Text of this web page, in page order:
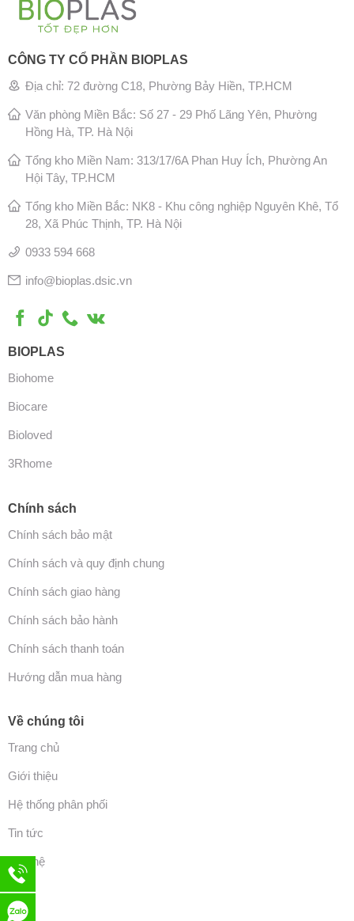
CÔNG TY CỔ PHẦN BIOPLAS
Địa chỉ: 72 đường C18, Phường Bảy Hiền, TP.HCM
Văn phòng Miền Bắc: Số 27 - 29 Phố Lãng Yên, Phường
Hồng Hà, TP. Hà Nội
Tổng kho Miền Nam: 313/17/6A Phan Huy Ích, Phường An
Hội Tây, TP.HCM
Tổng kho Miền Bắc: NK8 - Khu công nghiệp Nguyên Khê, Tổ
28, Xã Phúc Thịnh, TP. Hà Nội
0933 594 668
info@bioplas.dsic.vn
BIOPLAS
Biohome
Biocare
Bioloved
3Rhome
Chính sách
Chính sách bảo mật
Chính sách và quy định chung
Chính sách giao hàng
Chính sách bảo hành
Chính sách thanh toán
Hướng dẫn mua hàng
Về chúng tôi
Trang chủ
Giới thiệu
Hệ thống phân phối
Tin tức
Liên hệ